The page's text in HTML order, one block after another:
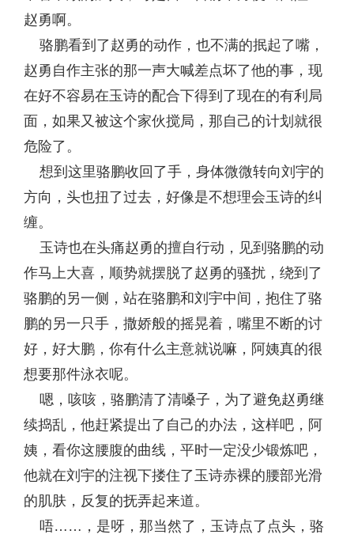
赵勇啊。
骆鹏看到了赵勇的动作，也不满的抿起了嘴，
赵勇自作主张的那一声大喊差点坏了他的事，现
在好不容易在玉诗的配合下得到了现在的有利局
面，如果又被这个家伙搅局，那自己的计划就很
危险了。
想到这里骆鹏收回了手，身体微微转向刘宇的
方向，头也扭了过去，好像是不想理会玉诗的纠
缠。
玉诗也在头痛赵勇的擅自行动，见到骆鹏的动
作马上大喜，顺势就摆脱了赵勇的骚扰，绕到了
骆鹏的另一侧，站在骆鹏和刘宇中间，抱住了骆
鹏的另一只手，撒娇般的摇晃着，嘴里不断的讨
好，好大鹏，你有什么主意就说嘛，阿姨真的很
想要那件泳衣呢。
嗯，咳咳，骆鹏清了清嗓子，为了避免赵勇继
续捣乱，他赶紧提出了自己的办法，这样吧，阿
姨，看你这腰腹的曲线，平时一定没少锻炼吧，
他就在刘宇的注视下搂住了玉诗赤裸的腰部光滑
的肌肤，反复的抚弄起来道。
唔……，是呀，那当然了，玉诗点了点头，骆